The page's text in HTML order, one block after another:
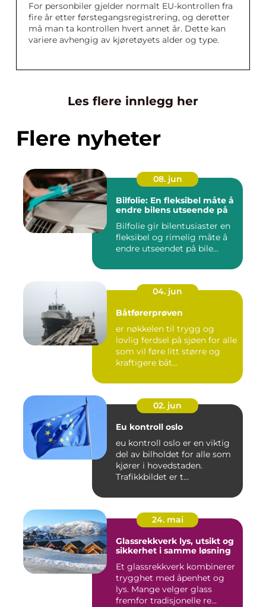
For personbiler gjelder normalt EU-kontrollen fra
fire år etter førstegangsregistrering, og deretter
må man ta kontrollen hvert annet år. Dette kan
variere avhengig av kjøretøyets alder og type.
Les flere innlegg her
Flere nyheter
08. jun
Bilfolie: En fleksibel måte å
endre bilens utseende på
Bilfolie gir bilentusiaster en
fleksibel og rimelig måte å
endre utseendet på bile...
04. jun
Båtførerprøven
er nøkkelen til trygg og
lovlig ferdsel på sjøen for alle
som vil føre litt større og
kraftigere båt...
02. jun
Eu kontroll oslo
eu kontroll oslo er en viktig
del av bilholdet for alle som
kjører i hovedstaden.
Trafikkbildet er t...
24. mai
Glassrekkverk lys, utsikt og
sikkerhet i samme løsning
Et glassrekkverk kombinerer
trygghet med åpenhet og
lys. Mange velger glass
fremfor tradisjonelle re...